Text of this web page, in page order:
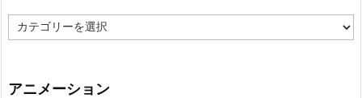
テ
ー
アニメーション